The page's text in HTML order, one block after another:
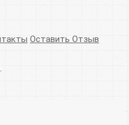
Оставить Отзыв
.